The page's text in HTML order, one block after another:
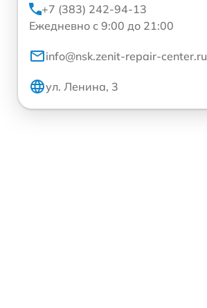
+7 (383) 242-94-13
Ежедневно с 9:00 до 21:00
info@nsk.zenit-repair-center.ru
ул. Ленина, 3